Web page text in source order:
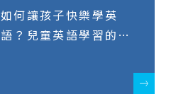
如何讓孩子快樂學英
語？兒童英語學習的5